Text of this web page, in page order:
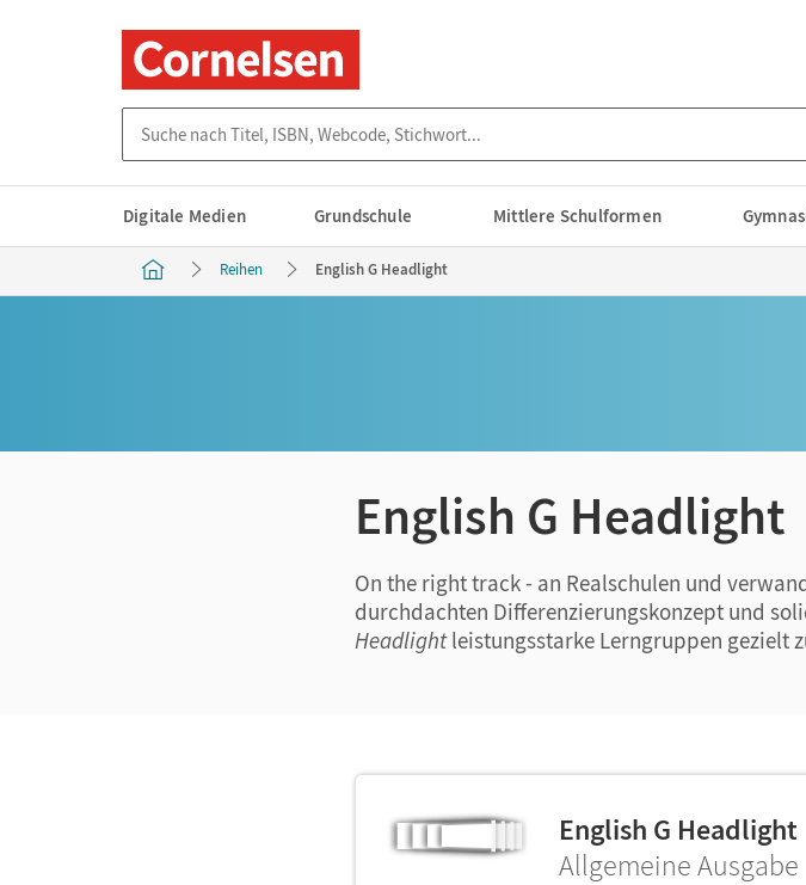
Digitale Medien Grundschule Mittlere Schulformen
Reihen English G Headlight
English G Headlight
On the right track - an Realschulen und
durchdachten Differenzierungskonzept und
Headlightleistungsstarke Lerngruppen gezielt
English G Headlight
Allgemeine Ausgabe